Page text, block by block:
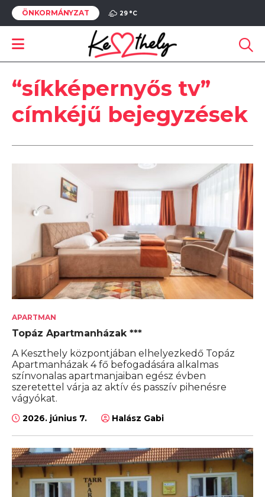
ÖNKORMÁNYZAT 29 °C
“síkképernyős tv”
címkéjű bejegyzések
APARTMAN
Topáz Apartmanházak ***
A Keszthely központjában elhelyezkedő Topáz
Apartmanházak 4 fő befogadására alkalmas
színvonalas apartmanjaiban egész évben
szeretettel várja az aktív és passzív pihenésre
vágyókat.
2026. június 7. Halász Gabi